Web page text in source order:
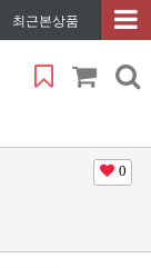
최근본상품
0